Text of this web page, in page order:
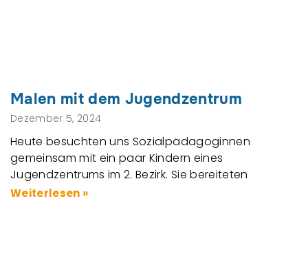
Malen mit dem Jugendzentrum
Dezember 5, 2024
Heute besuchten uns Sozialpädagoginnen
gemeinsam mit ein paar Kindern eines
Jugendzentrums im 2. Bezirk. Sie bereiteten
Weiterlesen »